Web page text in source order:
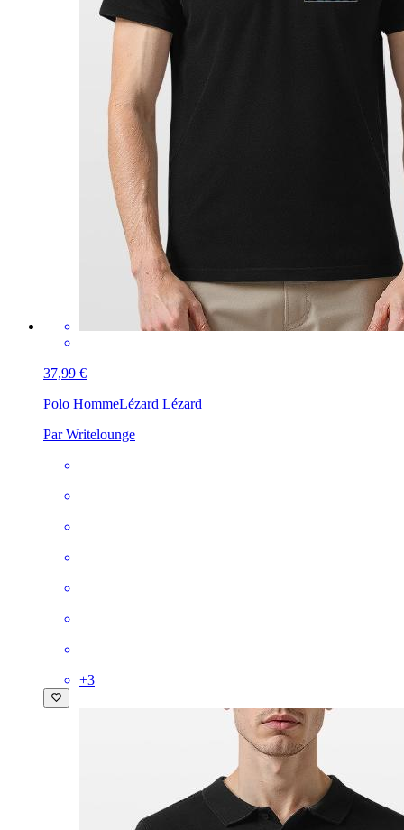
37,99 €
Polo HommeLézard Lézard
Par Writelounge
+3